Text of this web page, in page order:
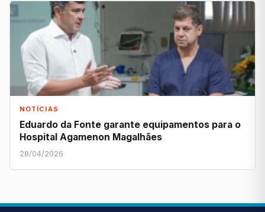
NOTÍCIAS
Eduardo da Fonte garante equipamentos para o
Hospital Agamenon Magalhães
28/04/2026